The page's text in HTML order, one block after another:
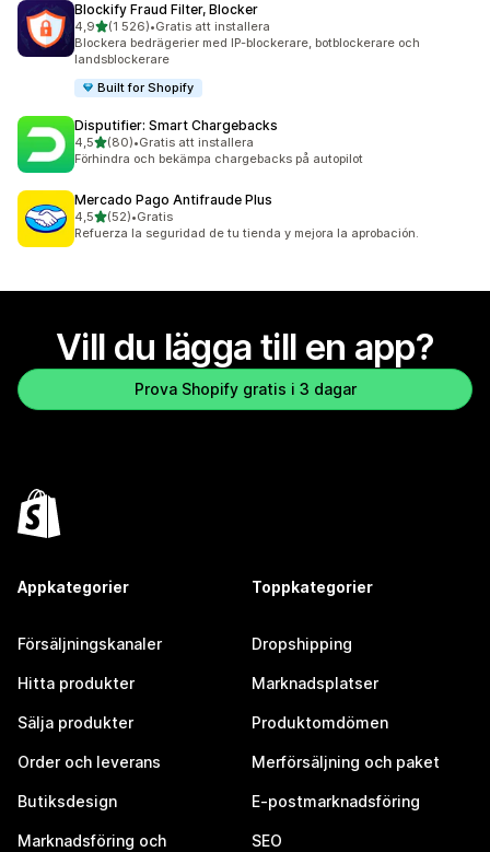
Blockify Fraud Filter, Blocker
4,9av 5 stjärnor
(1 526)
1526 recensioner totalt
•Gratis att installera
Blockera bedrägerier med IP-blockerare, botblockerare och
landsblockerare
Built for Shopify
Disputifier: Smart Chargebacks
4,5av 5 stjärnor
(80)
80 recensioner totalt
•Gratis att installera
Förhindra och bekämpa chargebacks på autopilot
Mercado Pago Antifraude Plus
4,5av 5 stjärnor
(52)
52 recensioner totalt
•Gratis
Refuerza la seguridad de tu tienda y mejora la aprobación.
Vill du lägga till en app?
Prova Shopify gratis i 3 dagar
Appkategorier
Försäljningskanaler
Hitta produkter
Sälja produkter
Order och leverans
Butiksdesign
Marknadsföring och
Toppkategorier
Dropshipping
Marknadsplatser
Produktomdömen
Merförsäljning och paket
E-postmarknadsföring
SEO